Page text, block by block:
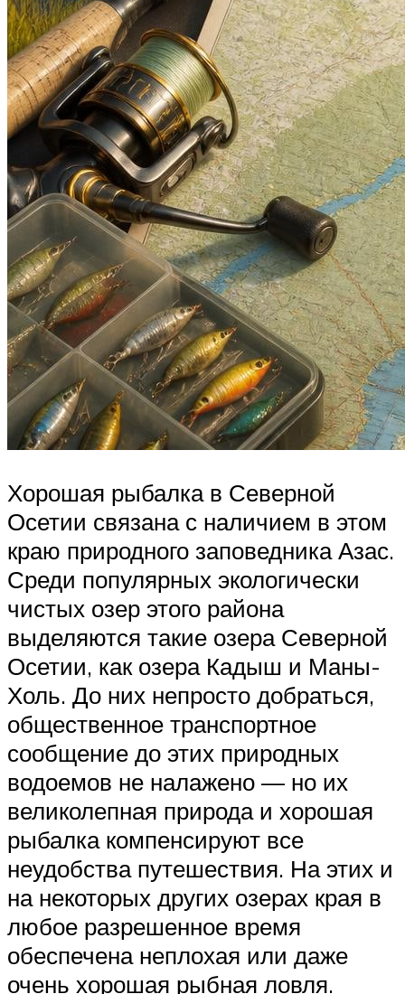
Хорошая рыбалка в Северной
Осетии связана с наличием в этом
краю природного заповедника Азас.
Среди популярных экологически
чистых озер этого района
выделяются такие озера Северной
Осетии, как озера Кадыш и Маны-
Холь. До них непросто добраться,
общественное транспортное
сообщение до этих природных
водоемов не налажено — но их
великолепная природа и хорошая
рыбалка компенсируют все
неудобства путешествия. На этих и
на некоторых других озерах края в
любое разрешенное время
обеспечена неплохая или даже
очень хорошая рыбная ловля.